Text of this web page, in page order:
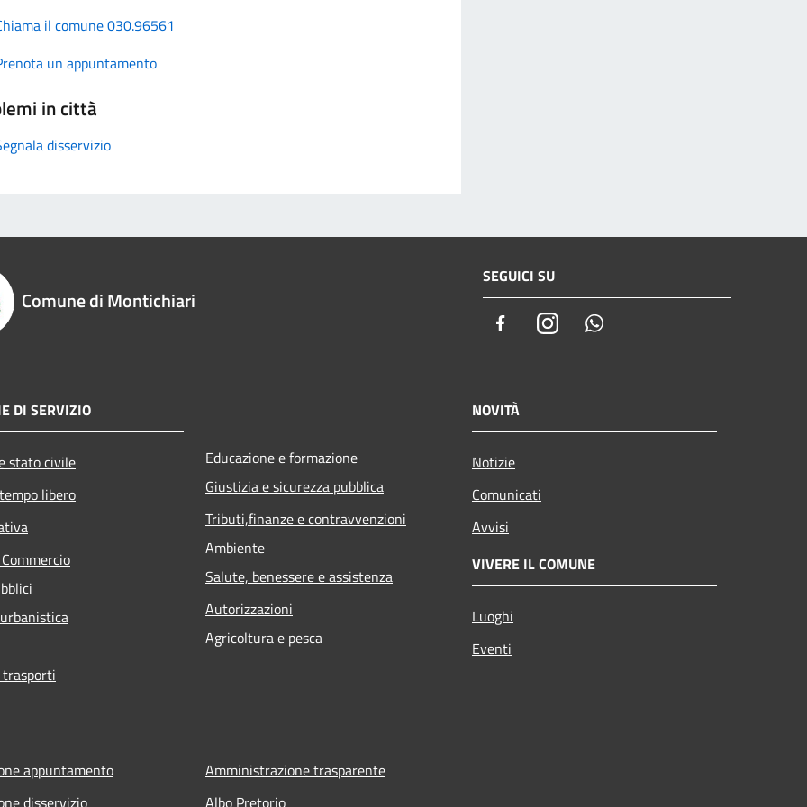
il comune 030.96561
un appuntamento
in città
disservizio
Comune di Montichiari
SEGUICI SU
FacebookInstagram
DI SERVIZIO
stato civile
libero
Educazione e formazione
Giustizia e sicurezza pubblica
Tributi,finanze e contravvenzioni
Ambiente
Salute, benessere e assistenza
Autorizzazioni
Agricoltura e pesca
NOVITÀ
Notizie
Comunicati
Avvisi
VIVERE IL COMUNE
Luoghi
Eventi
appuntamento
disservizio
Amministrazione trasparente
Albo Pretorio